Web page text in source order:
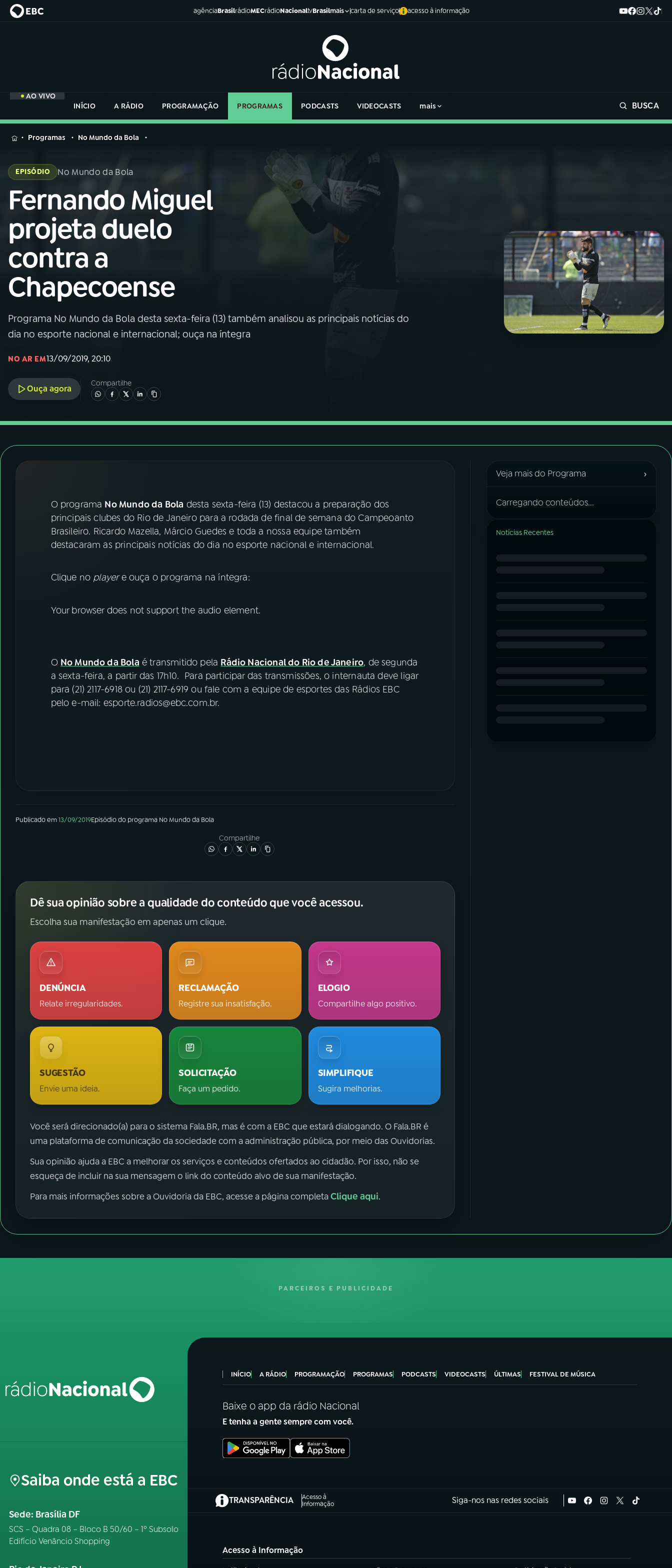
agênciaBrasilrádioMECrádioNacionaltvBrasilmais carta de serviço acesso à informação
AO VIVO
INÍCIO
A RÁDIO PROGRAMAÇÃO PROGRAMAS PODCASTS VIDEOCASTS mais BUSCA
MENU
Buscar
na
Rádio
Nacional
AO VIVO
01 INÍCIO
02A RÁDIO
03PROGRAMAÇÃO
ACOMPANHE A RÁDIO NACIONAL
YouTube Facebook
na
Rádio
Programas No Mundo da Bola
EPISÓDIO No Mundo da Bola
Fernando Miguel
projeta duelo
contra a
Chapecoense
Programa No Mundo da Bola desta sexta-feira (13) também analisou as principais notícias do
dia no esporte nacional e internacional; ouça na íntegra
NO AR EM13/09/2019, 20:10
Ouça agora
Compartilhe
O programa No Mundo da Bola desta sexta-feira (13) destacou a preparação dos
principais clubes do Rio de Janeiro para a rodada de final de semana do Campeoanto
Brasileiro. Ricardo Mazella, Márcio Guedes e toda a nossa equipe também
destacaram as principais notícias do dia no esporte nacional e internacional.
Clique no playere ouça o programa na íntegra:
Your browser does not support the audio element.
O No Mundo da Bola é transmitido pela Rádio Nacional do Rio de Janeiro, de segunda
a sexta-feira, a partir das 17h10. Para participar das transmissões, o internauta deve ligar
para (21) 2117-6918 ou (21) 2117-6919 ou fale com a equipe de esportes das Rádios EBC
pelo e-mail: esporte.radios@ebc.com.br.
Publicado em13/09/2019Episódiodo programa No Mundo da Bola
Compartilhe
Dê sua opinião sobre a qualidade do conteúdo que você acessou.
Escolha sua manifestação em apenas um clique.
DENÚNCIA
Relate irregularidades.
RECLAMAÇÃO
Registre sua insatisfação.
ELOGIO
Compartilhe algo positivo.
SUGESTÃO
Envie uma ideia.
SOLICITAÇÃO
Faça um pedido.
SIMPLIFIQUE
Sugira melhorias.
Você será direcionado(a) para o sistema Fala.BR, mas é com a EBC que estará dialogando. O Fala.BR é
uma plataforma de comunicação da sociedade com a administração pública, por meio das Ouvidorias.
Sua opinião ajuda a EBC a melhorar os serviços e conteúdos ofertados ao cidadão. Por isso, não se
esqueça de incluir na sua mensagem o link do conteúdo alvo de sua manifestação.
Para mais informações sobre a Ouvidoria da EBC, acesse a página completaClique aqui.
Veja mais do Programa ›
Carregando conteúdos...
Notícias Recentes
PARCEIROS E PUBLICIDADE
Saiba onde está a EBC
Sede: Brasília DF
SCS – Quadra 08 – Bloco B 50/60 – 1º Subsolo
Edifício Venâncio Shopping
INÍCIO A RÁDIO PROGRAMAÇÃO PROGRAMAS PODCASTS VIDEOCASTS ÚLTIMAS FESTIVAL DE MÚSICA
Baixe o app da rádio Nacional
E tenha a gente sempre com você.
TRANSPARÊNCIA
Acesso à
Informação
(abre em nova aba) Siga-nos nas redes sociais
Acesso à Informação